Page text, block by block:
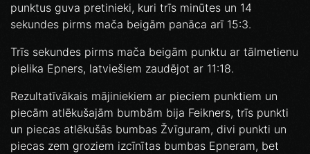
punktus guva pretinieki, kuri trīs minūtes un 14
sekundes pirms mača beigām panāca arī 15:3.
Trīs sekundes pirms mača beigām punktu ar tālmetienu
pielika Epners, latviešiem zaudējot ar 11:18.
Rezultatīvākais mājiniekiem ar pieciem punktiem un
piecām atlēkušajām bumbām bija Feikners, trīs punkti
un piecas atlēkušās bumbas Žvīguram, divi punkti un
piecas zem groziem izcīnītas bumbas Epneram, bet